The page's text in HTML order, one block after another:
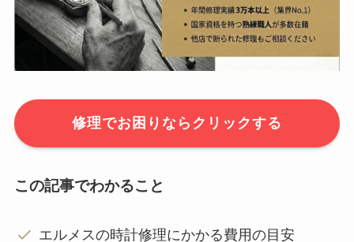
修理でお困りならクリックする
この記事でわかること
エルメスの時計修理にかかる費用の目安